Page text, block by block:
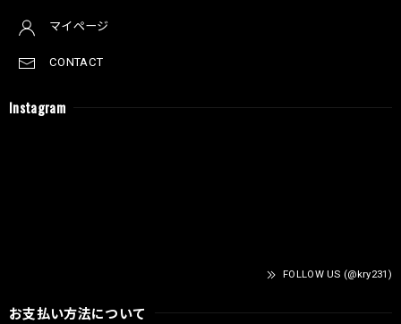
マイページ
CONTACT
Instagram
FOLLOW US (@kry231)
お支払い方法について